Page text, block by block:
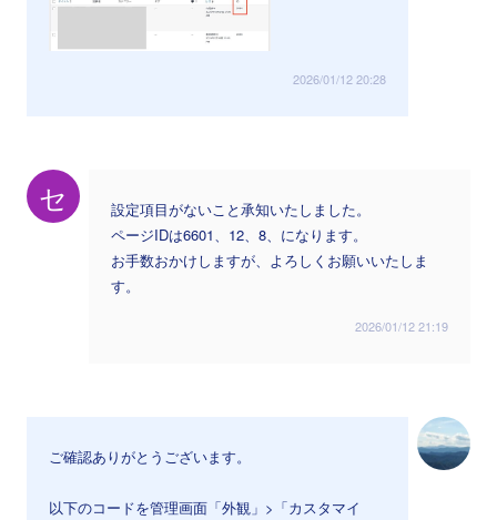
2026/01/12 20:28
セ
設定項目がないこと承知いたしました。
ページIDは6601、12、8、になります。
お手数おかけしますが、よろしくお願いいたしま
す。
2026/01/12 21:19
ご確認ありがとうございます。
以下のコードを管理画面「外観」>「カスタマイ